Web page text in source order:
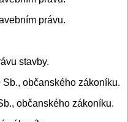
právu.
stavby.
občanského zákoníku.
občanského zákoníku.